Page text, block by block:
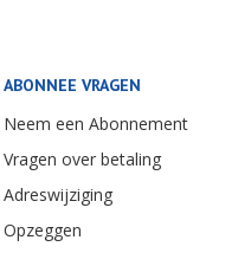
ABONNEE VRAGEN
Neem een Abonnement
Vragen over betaling
Adreswijziging
Opzeggen